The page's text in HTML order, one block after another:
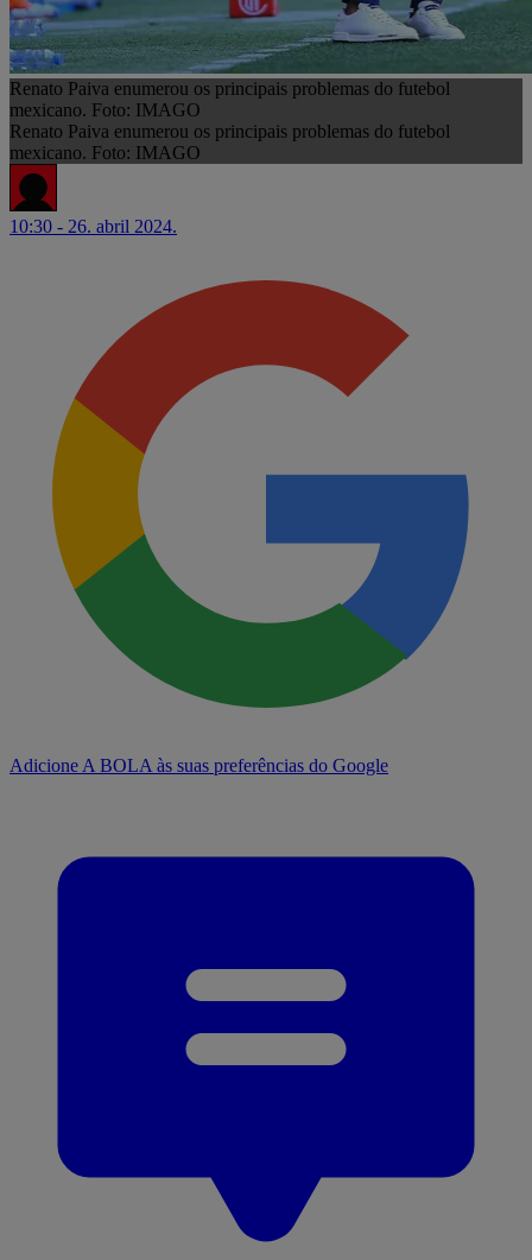
Renato Paiva enumerou os principais problemas do futebol
mexicano. Foto: IMAGO
Renato Paiva enumerou os principais problemas do futebol
mexicano. Foto: IMAGO
10:30 - 26. abril 2024.
Adicione A BOLA às suas preferências do Google